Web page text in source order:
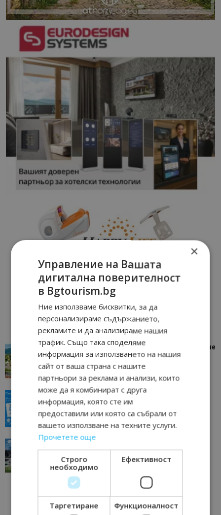
“Пощенска картичка от…”: Петрич – Изживяване
отвъд очакваното
Петрич 11/07/2026 11:22
“Пощенска картичка от…”: Пловдив, градът на
всички времена
Пловдив 23/06/2026 10:00
“Пощенска картичка от…”: Перник – град на
традициите, културата и вдъхновяващите...
Перник 17/06/2026 09:01
×
Управление на Вашата
дигитална поверителност
в Bgtourism.bg
Ние използваме бисквитки, за да
персонализираме съдържанието,
рекламите и да анализираме нашия
трафик. Също така споделяме
информация за използването на нашия
сайт от ваша страна с нашите
партньори за реклама и анализи, които
може да я комбинират с друга
информация, която сте им
предоставили или която са събрали от
вашето използване на техните услуги.
Прочетете още
Строго
необходимо
Ефективност
Таргетиране Функционалност